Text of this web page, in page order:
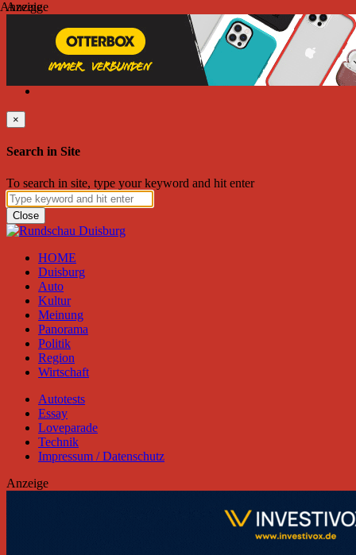
Samstag, August 08, 2026
Friend on Facebook Follow on Twitter
Subscribe to RSS
×
Search in Site
To search in site, type your keyword and hit enter
Close
HOME
Duisburg
Auto
Kultur
Meinung
Panorama
Politik
Region
Wirtschaft
Autotests
Essay
Loveparade
Technik
Impressum / Datenschutz
Anzeige
Anzeige
Anzeige